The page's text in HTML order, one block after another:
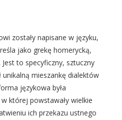
zostały napisane w języku,
jako grekę homerycką,
to specyficzny, sztuczny
mieszankę dialektów
językowa była
której powstawały wielkie
ich przekazu ustnego